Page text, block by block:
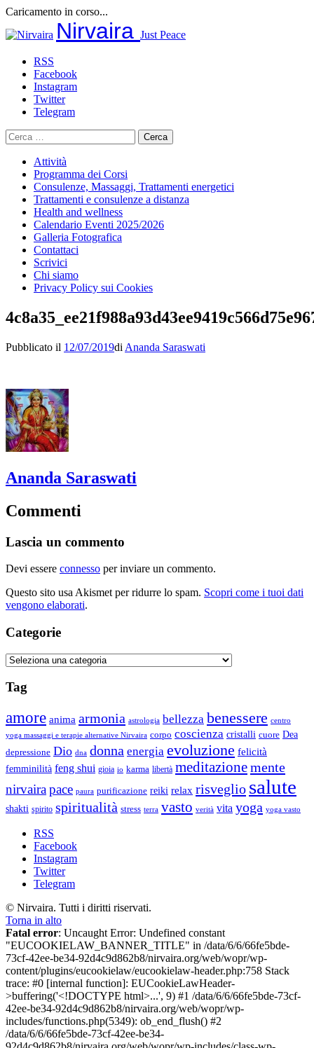
Caricamento in corso...
al
Nirvaira Just Peace
RSS
Facebook
Instagram
Twitter
Telegram
Ricerca
per:
Attività
Programma dei Corsi
Consulenze, Massaggi, Trattamenti energetici
Trattamenti e consulenze a distanza
Health and wellness
Calendario Eventi 2025/2026
Galleria Fotografica
Contattaci
Scrivici
Chi siamo
Privacy Policy sui Cookies
Pubblicato il 12/07/2019di Ananda Saraswati
Ananda Saraswati
Commenti
Lascia un commento
Devi essere connesso per inviare un commento.
Questo sito usa Akismet per ridurre lo spam. Scopri come i tuoi dati
vengono elaborati.
Categorie
Categorie
Tag
amore anima armonia astrologia bellezza benessere centro
yoga massaggi e terapie alternative Nirvaira corpo coscienza cristalli cuore Dea
depressione Dio dna donna energia evoluzione felicità
femminilità feng shui gioia io karma libertà meditazionemente
nirvairapace paura purificazione reiki relax risveglio salute
shakti spirito spiritualità stress terra vasto verità vita yoga yoga vasto
RSS
Facebook
Instagram
Twitter
Telegram
© Nirvaira. Tutti i diritti riservati.
Torna in alto
Fatal error: Uncaught Error: Undefined constant
"EUCOOKIELAW_BANNER_TITLE" in /data/6/6/66fe5bde-
73cf-42ee-be34-92d4c9d862b8/nirvaira.org/web/wopr/wp-
content/plugins/eucookielaw/eucookielaw-header.php:758 Stack
trace: #0 [internal function]: EUCookieLawHeader-
>buffering('<!DOCTYPE html>...', 9) #1 /data/6/6/66fe5bde-73cf-
42ee-be34-92d4c9d862b8/nirvaira.org/web/wopr/wp-
includes/functions.php(5349): ob_end_flush() #2
/data/6/6/66fe5bde-73cf-42ee-be34-